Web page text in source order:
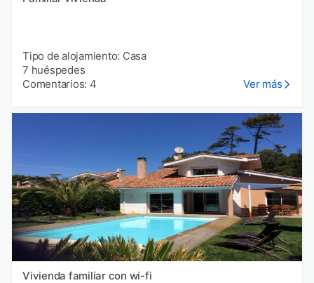
Tipo de alojamiento: Casa
7 huéspedes
Comentarios: 4
Ver más
Vivienda familiar con wi-fi